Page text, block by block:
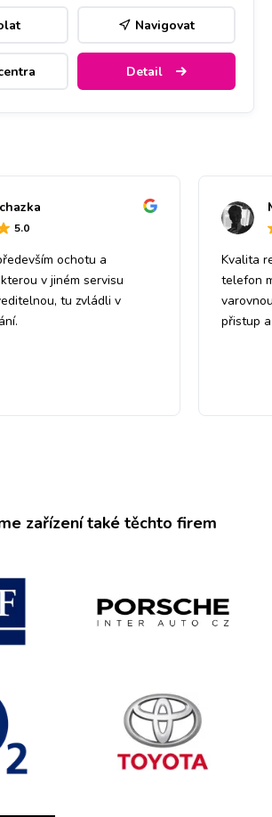
Navigovat
Detail
5.0
ochotu a
v jiném servisu
tu zvládli v
Kvalita
telefon
přistup
zařízení také těchto firem